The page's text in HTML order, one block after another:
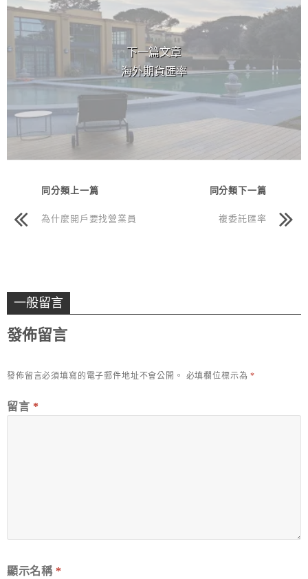
下一篇文章
海外期貨匯率
同分類上一篇
為什麼開戶要找營業員
同分類下一篇
複委託匯率
一般留言
發佈留言
發佈留言必須填寫的電子郵件地址不會公開。 必填欄位標示為*
留言 *
顯示名稱 *